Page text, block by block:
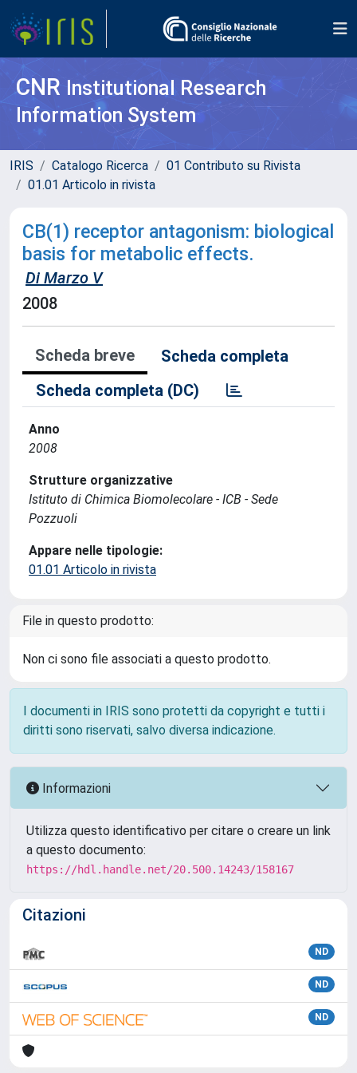
CNR Institutional Research
Information System
IRIS Catalogo Ricerca
01 Contributo su Rivista
01.01 Articolo in rivista
CB(1) receptor antagonism: biological
basis for metabolic effects.
Di Marzo V
2008
Scheda breve
Scheda completa
Scheda completa (DC)
Anno
2008
Strutture organizzative
Istituto di Chimica Biomolecolare - ICB - Sede
Pozzuoli
Appare nelle tipologie:
01.01 Articolo in rivista
File in questo prodotto:
Non ci sono file associati a questo prodotto.
I documenti in IRIS sono protetti da copyright e tutti i
diritti sono riservati, salvo diversa indicazione.
Informazioni
Utilizza questo identificativo per citare o creare un link
a questo documento:
https://hdl.handle.net/20.500.14243/158167
Citazioni
ND
ND
ND